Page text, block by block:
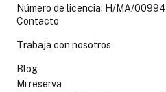
Número de licencia: H/MA/00994
Contacto
Trabaja con nosotros
Blog
Mi reserva